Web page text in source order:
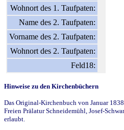
Wohnort des 1. Taufpaten:
Name des 2. Taufpaten:
Vorname des 2. Taufpaten:
Wohnort des 2. Taufpaten:
Feld18:
Hinweise zu den Kirchenbüchern
Das Original-Kirchenbuch von Januar
Freien Prälatur Schneidemühl, Josef-
erlaubt.